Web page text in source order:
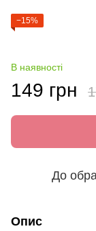
−15%
В наявності
149 грн
До
Опис